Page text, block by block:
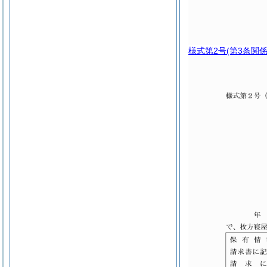
様式第2号(第3条関